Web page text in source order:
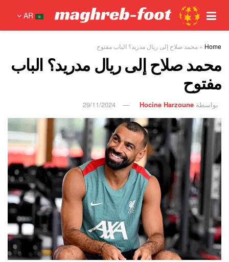
AR
Home
» محمد صلاح إلى ريال مدريد؟ الباب مفتوح
محمد صلاح إلى ريال مدريد؟ الباب
مفتوح
بواسطة Hocine Harzoune
29/11/2024